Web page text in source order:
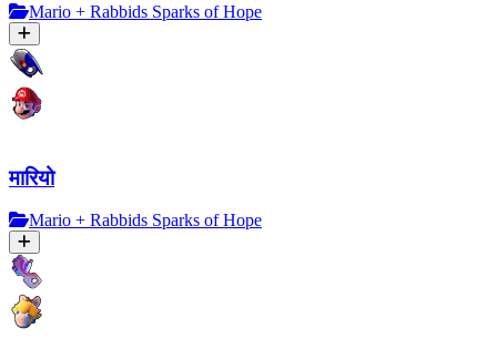
Mario + Rabbids Sparks of Hope
मारियो
Mario + Rabbids Sparks of Hope